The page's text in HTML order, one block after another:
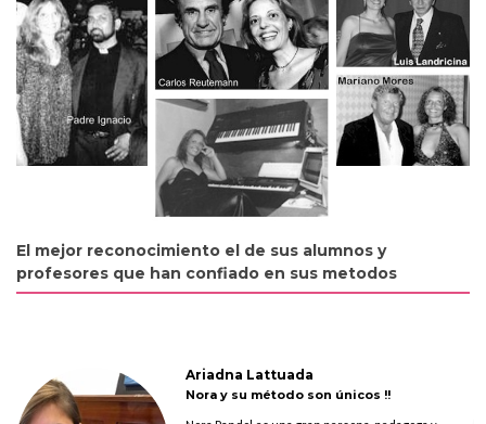
El mejor reconocimiento el de sus alumnos y
profesores que han confiado en sus metodos
Ariadna Lattuada
Nora y su método son únicos !!